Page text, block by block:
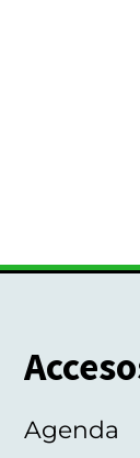
Agenda